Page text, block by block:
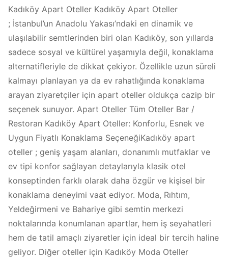
Kadıköy Apart Oteller Kadıköy Apart Oteller
; İstanbul’un Anadolu Yakası’ndaki en dinamik ve
ulaşılabilir semtlerinden biri olan Kadıköy, son yıllarda
sadece sosyal ve kültürel yaşamıyla değil, konaklama
alternatifleriyle de dikkat çekiyor. Özellikle uzun süreli
kalmayı planlayan ya da ev rahatlığında konaklama
arayan ziyaretçiler için apart oteller oldukça cazip bir
seçenek sunuyor. Apart Oteller Tüm Oteller Bar /
Restoran Kadıköy Apart Oteller: Konforlu, Esnek ve
Uygun Fiyatlı Konaklama SeçeneğiKadıköy apart
oteller ; geniş yaşam alanları, donanımlı mutfaklar ve
ev tipi konfor sağlayan detaylarıyla klasik otel
konseptinden farklı olarak daha özgür ve kişisel bir
konaklama deneyimi vaat ediyor. Moda, Rıhtım,
Yeldeğirmeni ve Bahariye gibi semtin merkezi
noktalarında konumlanan apartlar, hem iş seyahatleri
hem de tatil amaçlı ziyaretler için ideal bir tercih haline
geliyor. Diğer oteller için Kadıköy Moda Oteller